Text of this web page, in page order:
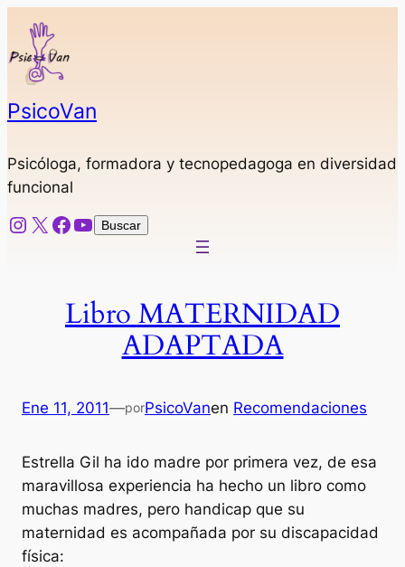
Saltar
contenido
PsicoVan
Psicóloga, formadora y tecnopedagoga en diversidad
funcional
Instagram
X Facebook
YouTube
Buscar
Buscar
Libro MATERNIDAD
ADAPTADA
Ene 11, 2011—porPsicoVanen Recomendaciones
Estrella Gil ha ido madre por primera vez, de esa
maravillosa experiencia ha hecho un libro como
muchas madres, pero handicap que su
maternidad es acompañada por su discapacidad
física: